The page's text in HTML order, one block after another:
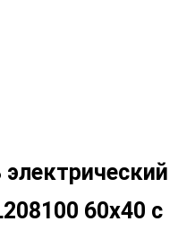
60x40 с